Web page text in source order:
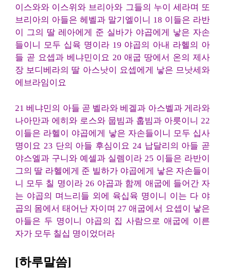
이스와와 이스위와 브리아와 그들의 누이 세라며 또
브리아의 아들은 헤벨과 말기엘이니 18 이들은 라반
이 그의 딸 레아에게 준 실바가 야곱에게 낳은 자손
들이니 모두 십육 명이라 19 야곱의 아내 라헬의 아
들 곧 요셉과 베냐민이요 20 애굽 땅에서 온의 제사
장 보디베라의 딸 아스낫이 요셉에게 낳은 므낫세와
에브라임이요
21 베냐민의 아들 곧 벨라와 베겔과 아스벨과 게라와
나아만과 에히와 로스와 뭅빔과 훕빔과 아릇이니 22
이들은 라헬이 야곱에게 낳은 자손들이니 모두 십사
명이요 23 단의 아들 후심이요 24 납달리의 아들 곧
야스엘과 구니와 예셀과 실렘이라 25 이들은 라반이
그의 딸 라헬에게 준 빌하가 야곱에게 낳은 자손들이
니 모두 칠 명이라 26 야곱과 함께 애굽에 들어간 자
는 야곱의 며느리들 외에 육십육 명이니 이는 다 야
곱의 몸에서 태어난 자이며 27 애굽에서 요셉이 낳은
아들은 두 명이니 야곱의 집 사람으로 애굽에 이른
자가 모두 칠십 명이었더라
[하루말씀]